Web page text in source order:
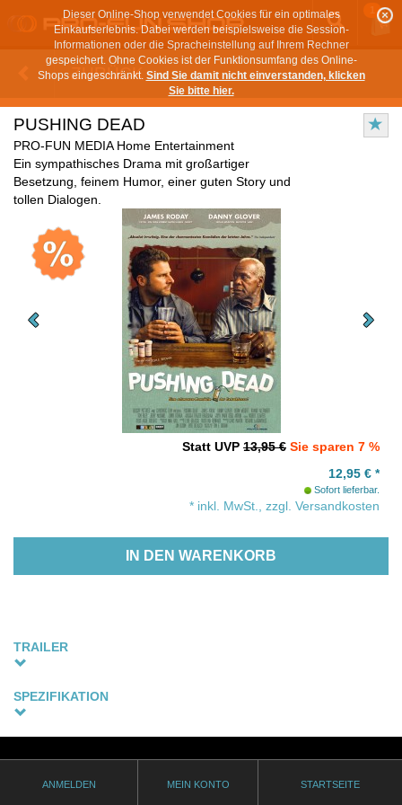
Dieser Online-Shop verwendet Cookies für ein optimales
Einkaufserlebnis. Dabei werden beispielsweise die Session-
Informationen oder die Spracheinstellung auf Ihrem Rechner
gespeichert. Ohne Cookies ist der Funktionsumfang des Online-
Shops eingeschränkt. Sind Sie damit nicht einverstanden, klicken
Sie bitte hier.
1
ZURÜCK
PUSHING DEAD
PRO-FUN MEDIA Home Entertainment
Ein sympathisches Drama mit großartiger
Besetzung, feinem Humor, einer guten Story und
tollen Dialogen.
Statt UVP 13,95 € Sie sparen 7 %
12,95 € *
Sofort lieferbar.
* inkl. MwSt., zzgl. Versandkosten
IN DEN WARENKORB
TRAILER
SPEZIFIKATION
Thematik
ANMELDEN MEIN KONTO STARTSEITE